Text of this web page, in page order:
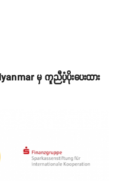
မှ ကူညီပံ့ပိုးပေးထား